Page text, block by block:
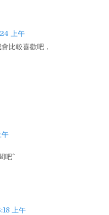
上午
比較喜歡吧，
^^
上午